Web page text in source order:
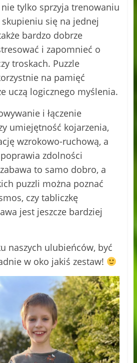
nie tylko sprzyja trenowaniu
się na jednej
bardzo dobrze
i zapomnieć o
troskach. Puzzle
na pamięć
uczą logicznego myślenia.
i łączenie
umiejętność kojarzenia,
wzrokowo-ruchową, a
zdolności
to samo dobro, a
puzzli można poznać
czy tabliczkę
jest jeszcze bardziej
naszych ulubieńców, być
w oko jakiś zestaw!